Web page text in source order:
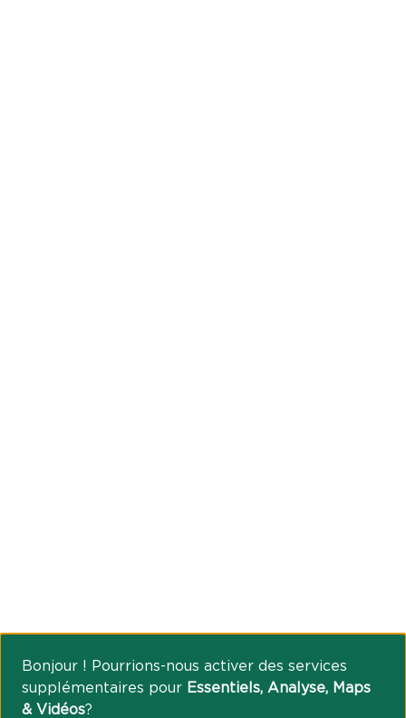
Bonjour ! Pourrions-nous activer des services
supplémentaires pour Essentiels, Analyse, Maps
& Vidéos?